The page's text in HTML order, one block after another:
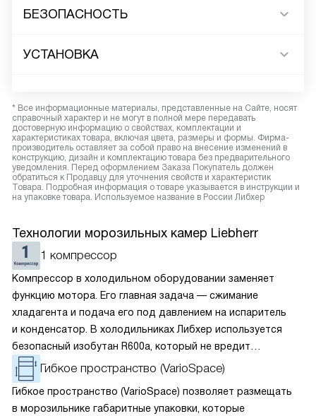
БЕЗОПАСНОСТЬ
УСТАНОВКА
* Все информационные материалы, представленные на Сайте, носят
справочный характер и не могут в полной мере передавать
достоверную информацию о свойствах, комплектации и
характеристиках товара, включая цвета, размеры и формы. Фирма-
производитель оставляет за собой право на внесение изменений в
конструкцию, дизайн и комплектацию товара без предварительного
уведомления. Перед оформлением Заказа Покупатель должен
обратиться к Продавцу для уточнения свойств и характеристик
Товара. Подробная информация о товаре указывается в инструкции и
на упаковке товара. Используемое название в России Либхер
Технологии морозильных камер Liebherr
1 компрессор
Компрессор в холодильном оборудовании заменяет
функцию мотора. Его главная задача — сжимание
хладагента и подача его под давлением на испаритель
и конденсатор. В холодильниках Либхер используется
безопасный изобутан R600a, который не вредит
окружающей среде. Компрессор перегоняет его
по охладительному контуру по принципу насоса. Чем
лучше работает «мотор» прибора, тем качественнее
Гибкое пространство (VarioSpace)
Гибкое пространство (VarioSpace) позволяет размещать
в морозильнике габаритные упаковки, которые